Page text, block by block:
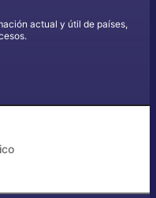
actual y útil de países,